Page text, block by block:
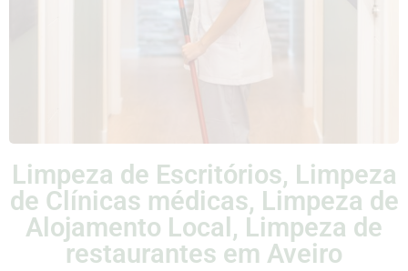
Limpeza de Escritórios, Limpeza
de Clínicas médicas, Limpeza de
Alojamento Local, Limpeza de
restaurantes em Aveiro